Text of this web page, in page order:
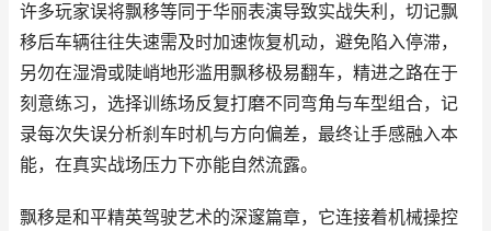
许多玩家误将飘移等同于华丽表演导致实战失利，切记飘
移后车辆往往失速需及时加速恢复机动，避免陷入停滞，
另勿在湿滑或陡峭地形滥用飘移极易翻车，精进之路在于
刻意练习，选择训练场反复打磨不同弯角与车型组合，记
录每次失误分析刹车时机与方向偏差，最终让手感融入本
能，在真实战场压力下亦能自然流露。
飘移是和平精英驾驶艺术的深邃篇章，它连接着机械操控